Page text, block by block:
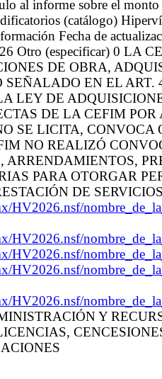
al informe sobre el
(catálogo)
Fecha de
Otro (especificar) 0 LA
DE OBRA,
EN EL ART.
LEY DE
DE LA CEFIM
SE LICITA, CONVOCA
NO REALIZÓ
ARRENDAMIENTOS,
PARA OTORGAR
DE
HV2026.nsf/
HV2026.nsf/
HV2026.nsf/
HV2026.nsf/
HV2026.nsf/
Y